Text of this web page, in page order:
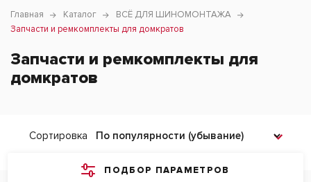
Главная Каталог
ВСЁ ДЛЯ ШИНОМОНТАЖА
Запчасти и ремкомплекты для домкратов
Запчасти и ремкомплекты для
домкратов
ПОДБОР ПАРАМЕТРОВ
Сортировка